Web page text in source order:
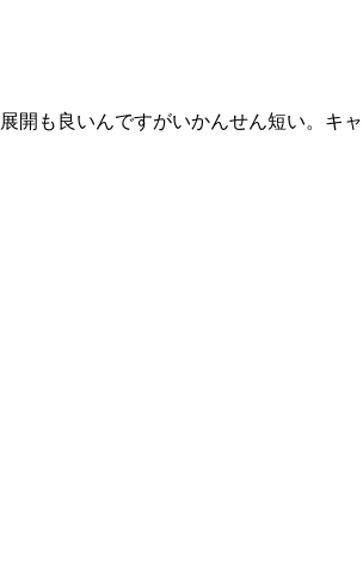
も良いんですがいかんせん短い。キ